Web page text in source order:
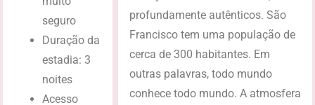
seguro
Duração da
estadia: 3
noites
Acesso
profundamente autênticos. São
Francisco tem uma população de
cerca de 300 habitantes. Em
outras palavras, todo mundo
conhece todo mundo. A atmosfera